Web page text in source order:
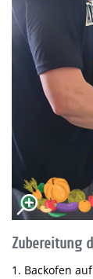
Zubereitung
1. Backofen